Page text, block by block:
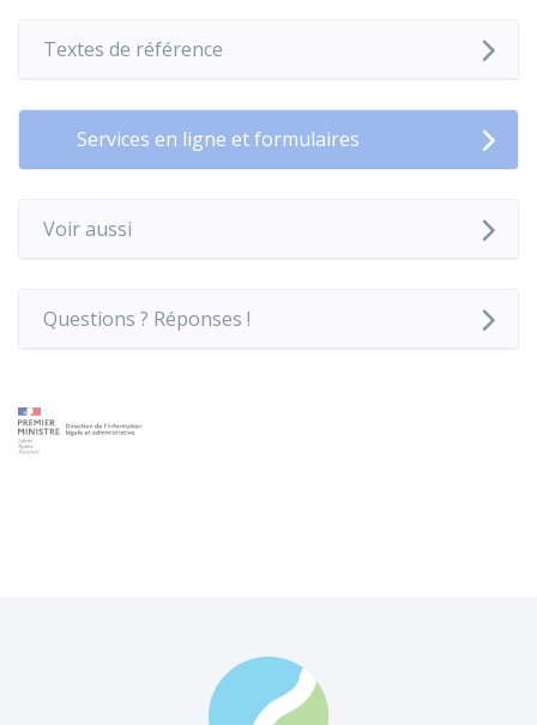
Textes de référence
Services en ligne et formulaires
Voir aussi
Questions ? Réponses !